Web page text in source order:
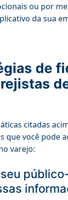
ou por
da sua
de
citadas
que você pode
varejo: